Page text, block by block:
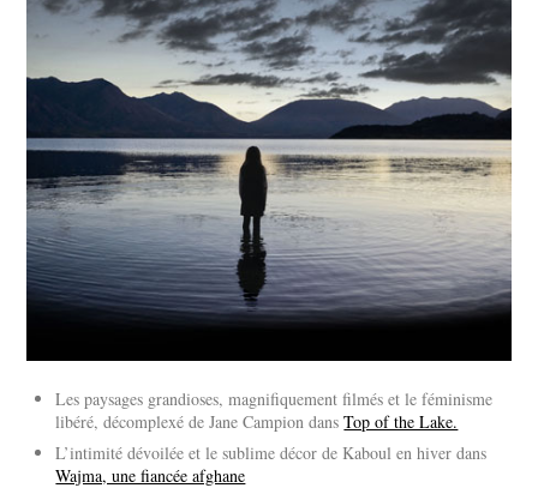
Les paysages grandioses, magnifiquement filmés et le féminisme
libéré, décomplexé de Jane Campion dansTop of the Lake.
L’intimité dévoilée et le sublime décor de Kaboul en hiver dans
Wajma, une fiancée afghane